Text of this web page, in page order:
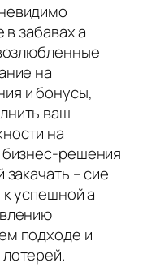
в забавах а
на
и бонусы,
ваш
на
решения
– сие
успешной а
подходе и